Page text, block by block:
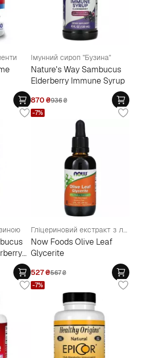
Імунний сироп "Бузина"
Nature's Way Sambucus
Elderberry Immune Syrup
870₴936₴
Гліцериновий екстракт з листа оливи
Now Foods Olive Leaf
Glycerite
527₴567₴
-7%
-7%